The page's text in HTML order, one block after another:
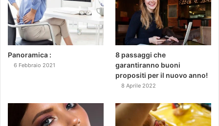
Panoramica :
6 Febbraio 2021
8 passaggi che
garantiranno buoni
propositi per il nuovo anno!
8 Aprile 2022